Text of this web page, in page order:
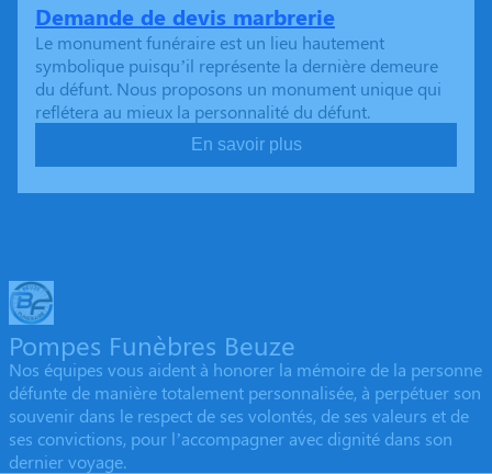
Demande de devis marbrerie
Le monument funéraire est un lieu hautement
symbolique puisqu’il représente la dernière demeure
du défunt. Nous proposons un monument unique qui
reflétera au mieux la personnalité du défunt.
En savoir plus
Pompes Funèbres Beuze
Nos équipes vous aident à honorer la mémoire de la personne
défunte de manière totalement personnalisée, à perpétuer son
souvenir dans le respect de ses volontés, de ses valeurs et de
ses convictions, pour l’accompagner avec dignité dans son
dernier voyage.